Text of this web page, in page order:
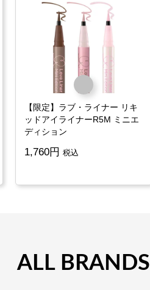
【限定】ラブ・ライナー リキ
ッドアイライナーR5M ミニエ
ディション
1,760 税込
ALL BRANDS